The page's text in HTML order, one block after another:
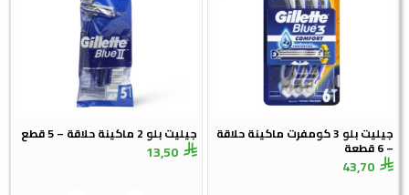
جيليت بلو 3 كومفرت ماكينة حلاقة
– 6 قطعة
43,70
جيليت بلو 2 ماكينة حلاقة – 5 قطع
13,50